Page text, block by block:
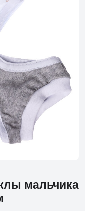
мальчика